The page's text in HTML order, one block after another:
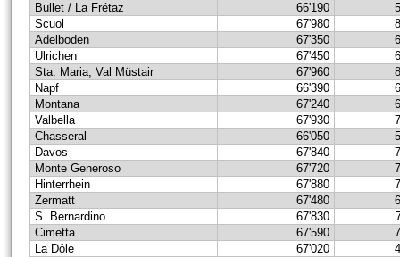
Bullet / La Frétaz
66'190
Scuol
67'980
Adelboden
67'350
Ulrichen
67'450
Sta. Maria, Val Müstair
67'960
Napf
66'390
Montana
67'240
Valbella
67'930
Chasseral
66'050
Davos
67'840
Monte Generoso
67'720
Hinterrhein
67'880
Zermatt
67'480
S. Bernardino
67'830
Cimetta
67'590
La Dôle
67'020